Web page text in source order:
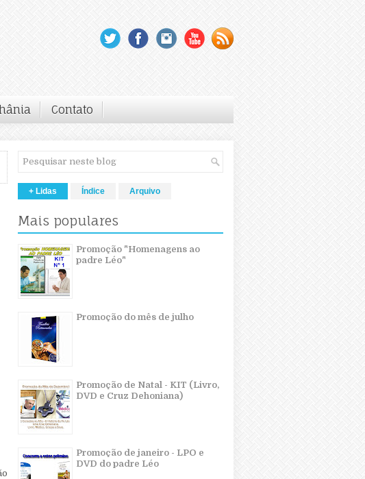
Contato
+ Lidas Índice Arquivo
Mais populares
Promoção "Homenagens ao
padre Léo"
Promoção do mês de julho
Promoção de Natal - KIT (Livro,
DVD e Cruz Dehoniana)
Promoção de janeiro - LPO e
DVD do padre Léo